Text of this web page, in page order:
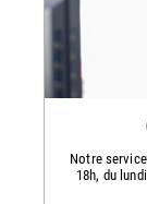
Notre
18h, du